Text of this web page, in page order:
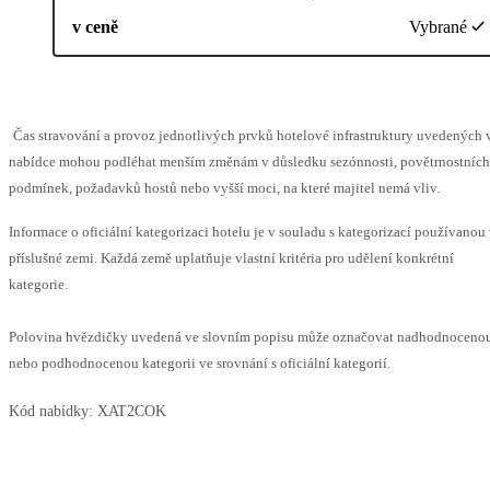
v ceně Vybrané
Čas stravování a provoz jednotlivých prvků hotelové infrastruktury uvedených
nabídce mohou podléhat menším změnám v důsledku sezónnosti, povětrnostních
podmínek, požadavků hostů nebo vyšší moci, na které majitel nemá vliv.
Informace o oficiální kategorizaci hotelu je v souladu s kategorizací používanou
příslušné zemi. Každá země uplatňuje vlastní kritéria pro udělení konkrétní
kategorie.
Polovina hvězdičky uvedená ve slovním popisu může označovat
nebo podhodnocenou kategorii ve srovnání s oficiální kategorií.
Kód nabídky: XAT2COK